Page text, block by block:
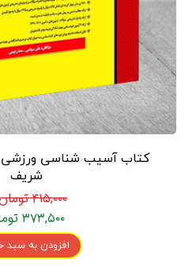
کتاب آسیب شناسی ورزشی
شریف
۴۱۵,۰۰۰ تومان
۳۷۳,۵۰۰ تومان
افزودن به سبد